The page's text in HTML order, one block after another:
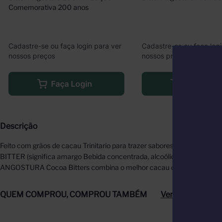
Comemorativa 200 anos
Cadastre-se ou faça login para ver
nossos preços
Faça Login
Cadastre-se ou faça
nossos preços
Descrição
Feito com grãos de cacau Trinitario para trazer sabores ricos e
BITTER (significa amargo Bebida concentrada, alcoólica,
ANGOSTURA Cocoa Bitters combina o melhor cacau colhido em
QUEM COMPROU, COMPROU TAMBÉM Ver tudo